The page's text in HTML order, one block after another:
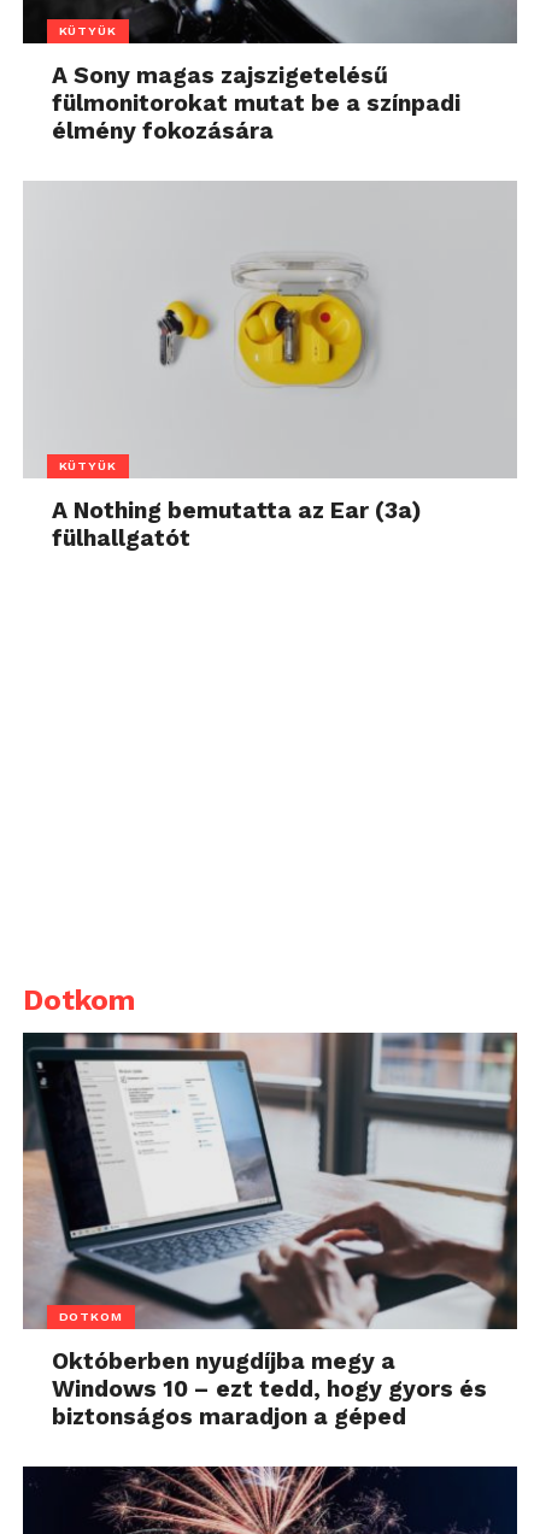
KÜTYÜK
A Sony magas zajszigetelésű
fülmonitorokat mutat be a színpadi
élmény fokozására
KÜTYÜK
A Nothing bemutatta az Ear (3a)
fülhallgatót
Dotkom
DOTKOM
Októberben nyugdíjba megy a
Windows 10 – ezt tedd, hogy gyors és
biztonságos maradjon a géped